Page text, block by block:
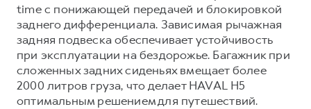
time с понижающей передачей и блокировкой
заднего дифференциала. Зависимая рычажная
задняя подвеска обеспечивает устойчивость
при эксплуатации на бездорожье. Багажник при
сложенных задних сиденьях вмещает более
2000 литров груза, что делает HAVAL H5
оптимальным решением для путешествий.